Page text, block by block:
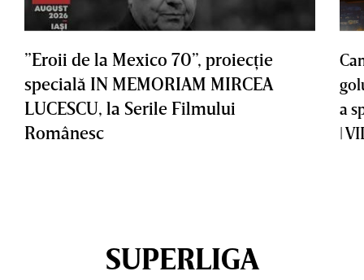
”Eroii de la Mexico 70”, proiecţie
specială IN MEMORIAM MIRCEA
LUCESCU, la Serile Filmului
Românesc
a
|
SUPERLIGA